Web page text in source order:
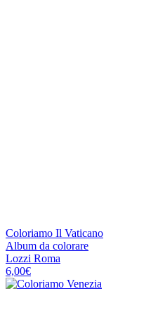
Coloriamo Il Vaticano
Album da colorare
Lozzi Roma
6,00€